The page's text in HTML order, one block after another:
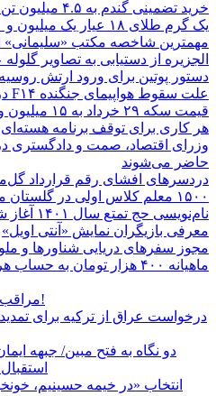
خرید تضمینی گندم به ۴.۵ میلیون تن رسید
یک گرم طلای ۱۸ عیار یک میلیون و ۲۱۰ هزار تومان معامله شد
مهمترین شاخصه مکتب
الجزیره از دستیابی به تصاویر
دستور پوتین برای ورود ارتش
علت سقوط هواپیمای جنگنده F۱۴ در اصفهان مشخص شد
قیمت سکه ۲۹ خرداد به ۱۵ میلیون و ۴۳۰ هزار تومان رسید
هر کاری برای توقف برنامه هسته‌ای
حاضر می‌شوند
دردسرهای افشای رقم قرارداد
۱۵۰۰ معلم کلاس اولی در گلستان مشخص شدند
نام‌نویسی حج تمتع سال ۱۴۰۱ آغاز شد
معرفی بازیگران نمایش «آنتی اویل»
مجوز سفرهای دریایی شناورها و
ماهیانه ۴۰۰ هزار تومان به حساب هر نفر واریز می‌شود
مراقب حواشی «سلول درمانی» باشید!
درخواست عراق از ترکیه برای
دو نگاه به فتح مبین/ جبهه
انتخاب «در خیمه حسینیم،